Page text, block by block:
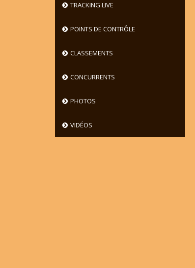
TRACKING LIVE
POINTS DE CONTRÔLE
CLASSEMENTS
CONCURRENTS
PHOTOS
VIDÉOS